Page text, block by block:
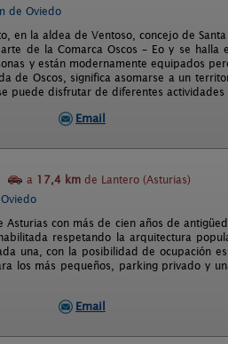
de Oviedo
en la aldea de Ventoso, concejo de
de la Comarca Oscos – Eo y se halla
y están modernamente equipados
de Oscos, significa asomarse a un
puede disfrutar de diferentes actividades
Email
a 17,4 km de Lantero (Asturias)
con más de cien años de
respetando la arquitectura
una, con la posibilidad de ocupación
los más pequeños, parking privado y
Email